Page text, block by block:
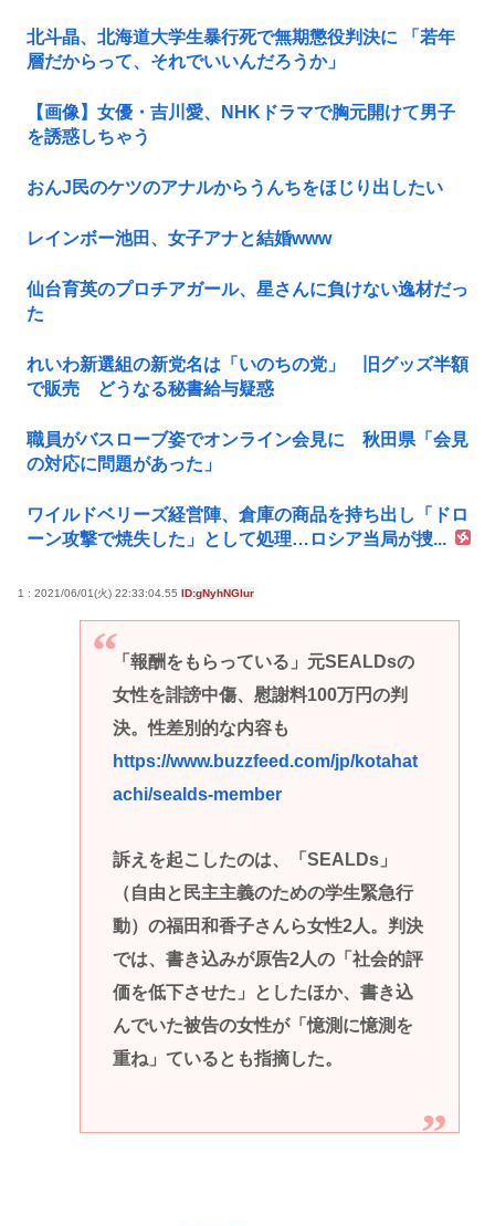
北斗晶、北海道大学生暴行死で無期懲役判決に 「若年
層だからって、それでいいんだろうか」
【画像】女優・吉川愛、NHKドラマで胸元開けて男子
を誘惑しちゃう
おんJ民のケツのアナルからうんちをほじり出したい
レインボー池田、女子アナと結婚www
仙台育英のプロチアガール、星さんに負けない逸材だっ
た
れいわ新選組の新党名は「いのちの党」 旧グッズ半額
で販売 どうなる秘書給与疑惑
職員がバスローブ姿でオンライン会見に 秋田県「会見
の対応に問題があった」
ワイルドベリーズ経営陣、倉庫の商品を持ち出し「ドロ
ーン攻撃で焼失した」として処理…ロシア当局が捜...
1 : 2021/06/01(火) 22:33:04.55 ID:gNyhNGlur
「報酬をもらっている」元SEALDsの
女性を誹謗中傷、慰謝料100万円の判
決。性差別的な内容も
https://www.buzzfeed.com/jp/kotahat
achi/sealds-member
訴えを起こしたのは、「SEALDs」
（自由と民主主義のための学生緊急行
動）の福田和香子さんら女性2人。判決
では、書き込みが原告2人の「社会的評
価を低下させた」としたほか、書き込
んでいた被告の女性が「憶測に憶測を
重ね」ているとも指摘した。